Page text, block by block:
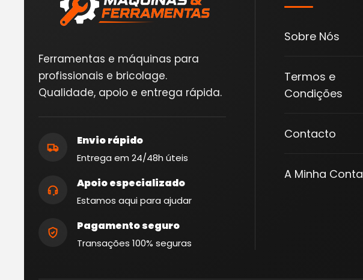
Ferramentas e máquinas para
profissionais e bricolage.
Qualidade, apoio e entrega rápida.
Envio rápido
Entrega em 24/48h úteis
Apoio especializado
Estamos aqui para ajudar
Pagamento seguro
Transações 100% seguras
Sobre Nós
Termos e
Condições
Contacto
A Minha Conta